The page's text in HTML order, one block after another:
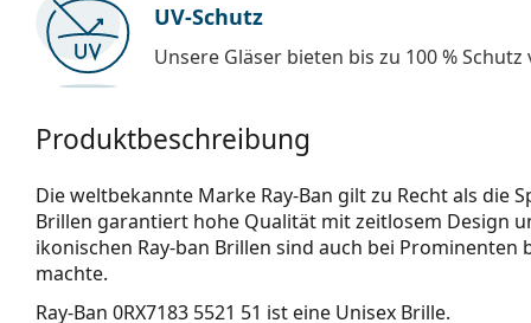
UV-Schutz
Unsere Gläser bieten bis zu 100 %
Produktbeschreibung
Die weltbekannte Marke Ray-Ban gilt zu Recht als die
Brillen garantiert hohe Qualität mit zeitlosem Design
ikonischen Ray-ban Brillen sind auch bei
machte.
Ray-Ban 0RX7183 5521 51 ist eine Unisex Brille.